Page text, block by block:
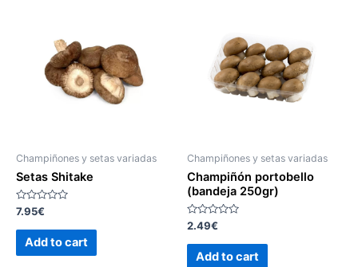
Champiñones y setas variadas
Setas Shitake
Rated
out
7.95€
Add to cart
Champiñones y setas variadas
Champiñón portobello
(bandeja 250gr)
Rated
out
2.49€
Add to cart